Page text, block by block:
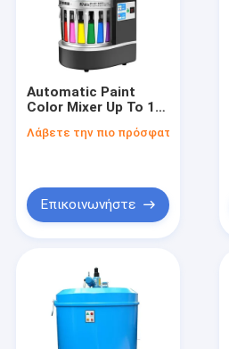
Προϊόντα
Βίντεο
Automatic Paint
Color Mixer Up To 16
Color Matching
Λάβετε την πιο πρόσφατη τιμή
Επικοινωνήστε